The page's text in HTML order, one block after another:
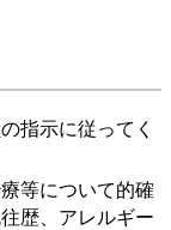
指示に従ってく
等について的確
歴、アレルギー